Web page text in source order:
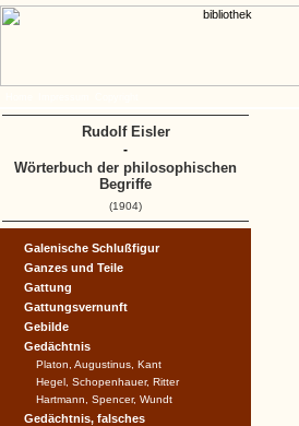
Galenische Schlußfigur
Ganzes und Teile
Gattung
Gattungsvernunft
Gebilde
Gedächtnis
Platon, Augustinus, Kant
Hegel, Schopenhauer, Ritter
Hartmann, Spencer, Wundt
Gedächtnis, falsches
Rudolf Eisler
-
Wörterbuch der philosophischen
Begriffe
(1904)